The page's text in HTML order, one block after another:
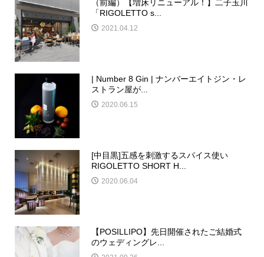
（前編）【増床リニューアル！】二子玉川
「RIGOLETTO s...
2021.04.12
| Number 8 Gin | ナンバーエイトジン・レ
ストラン屋が...
2020.06.15
[中目黒]五感を刺激するスパイス使い
RIGOLETTO SHORT H...
2020.06.04
【POSILLIPO】先日開催されたご結婚式
のウェディングレ...